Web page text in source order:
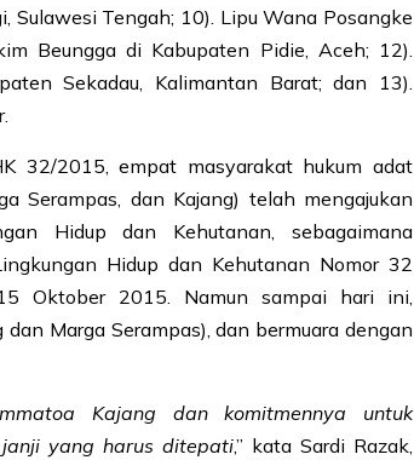
Sulawesi Tengah; 10). Lipu Wana Posangke
Beungga di Kabupaten Pidie, Aceh; 12).
Sekadau, Kalimantan Barat; dan 13).
32/2015, empat masyarakat hukum adat
Serampas, dan Kajang) telah mengajukan
Hidup dan Kehutanan, sebagaimana
Hidup dan Kehutanan Nomor 32
Oktober 2015. Namun sampai hari ini,
Marga Serampas), dan bermuara dengan
Kajang dan komitmennya untuk
yang harus ditepati,” kata Sardi Razak,